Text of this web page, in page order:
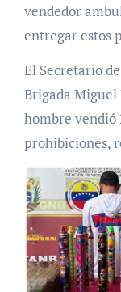
vendedor
entregar estos
El Secretario
Brigada Miguel
hombre vendió
prohibiciones,